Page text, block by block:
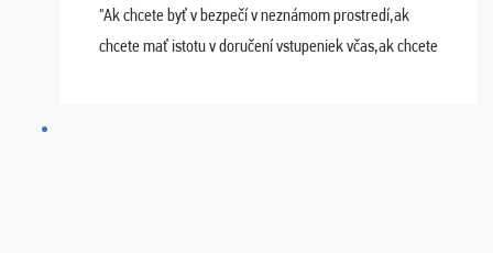
"Ak chcete byť v bezpečí v neznámom prostredí,ak
chcete mať istotu v doručení vstupeniek včas,ak chcete